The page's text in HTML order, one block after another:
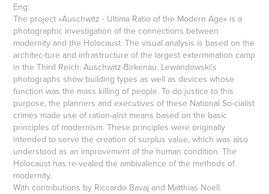
Eng:
The project »Auschwitz - Ultima Ratio of the Modern Age« is a
photographic investigation of the connections between
modernity and the Holocaust. The visual analysis is based on the
architec-ture and infrastructure of the largest extermination camp
in the Third Reich: Auschwitz-Birkenau. Lewandowski's
photographs show building types as well as devices whose
function was the mass killing of people. To do justice to this
purpose, the planners and executives of these National So-cialist
crimes made use of ration-alist means based on the basic
principles of modernism. These principles were originally
intended to serve the creation of surplus value, which was also
understood as an improvement of the human condition. The
Holocaust has re-vealed the ambivalence of the methods of
modernity.
With contributions by Riccardo Bavaj and Matthias Noell.